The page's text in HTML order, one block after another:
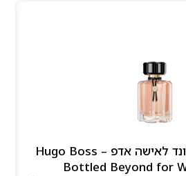
הוגו בוס בוטלד ביונד לאישה אדפ – Hugo Boss